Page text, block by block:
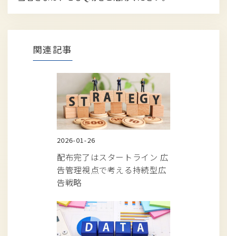
関連記事
2026-01-26
配布完了はスタートライン 広
告管理視点で考える持続型広
告戦略